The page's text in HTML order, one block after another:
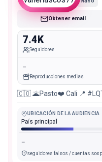
Obtener email
7.4K
Seguidores
-
Reproducciones medias
🇨🇴 🌋Pasto❤️ Cali 📍
UBICACIÓN DE LA AUDIENCIA
País principal
-
seguidores falsos / cuentas